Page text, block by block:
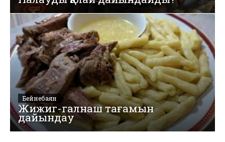
Бейнебаян
Жижиг-галнаш тағамын
дайындау